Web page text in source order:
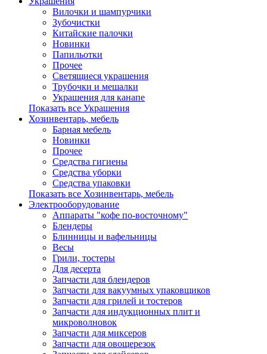
Вилочки и шампурчики
Зубочистки
Китайские палочки
Новинки
Папильотки
Прочее
Светящиеся украшения
Трубочки и мешалки
Украшения для канапе
Показать все Украшения
Хозинвентарь, мебель
Барная мебель
Новинки
Прочее
Средства гигиены
Средства уборки
Средства упаковки
Показать все Хозинвентарь, мебель
Электрооборудование
Аппараты "кофе по-восточному"
Блендеры
Блинницы и вафельницы
Весы
Грили, тостеры
Для десерта
Запчасти для блендеров
Запчасти для вакуумных упаковщиков
Запчасти для грилей и тостеров
Запчасти для индукционных плит и
микроволновок
Запчасти для миксеров
Запчасти для овощерезок